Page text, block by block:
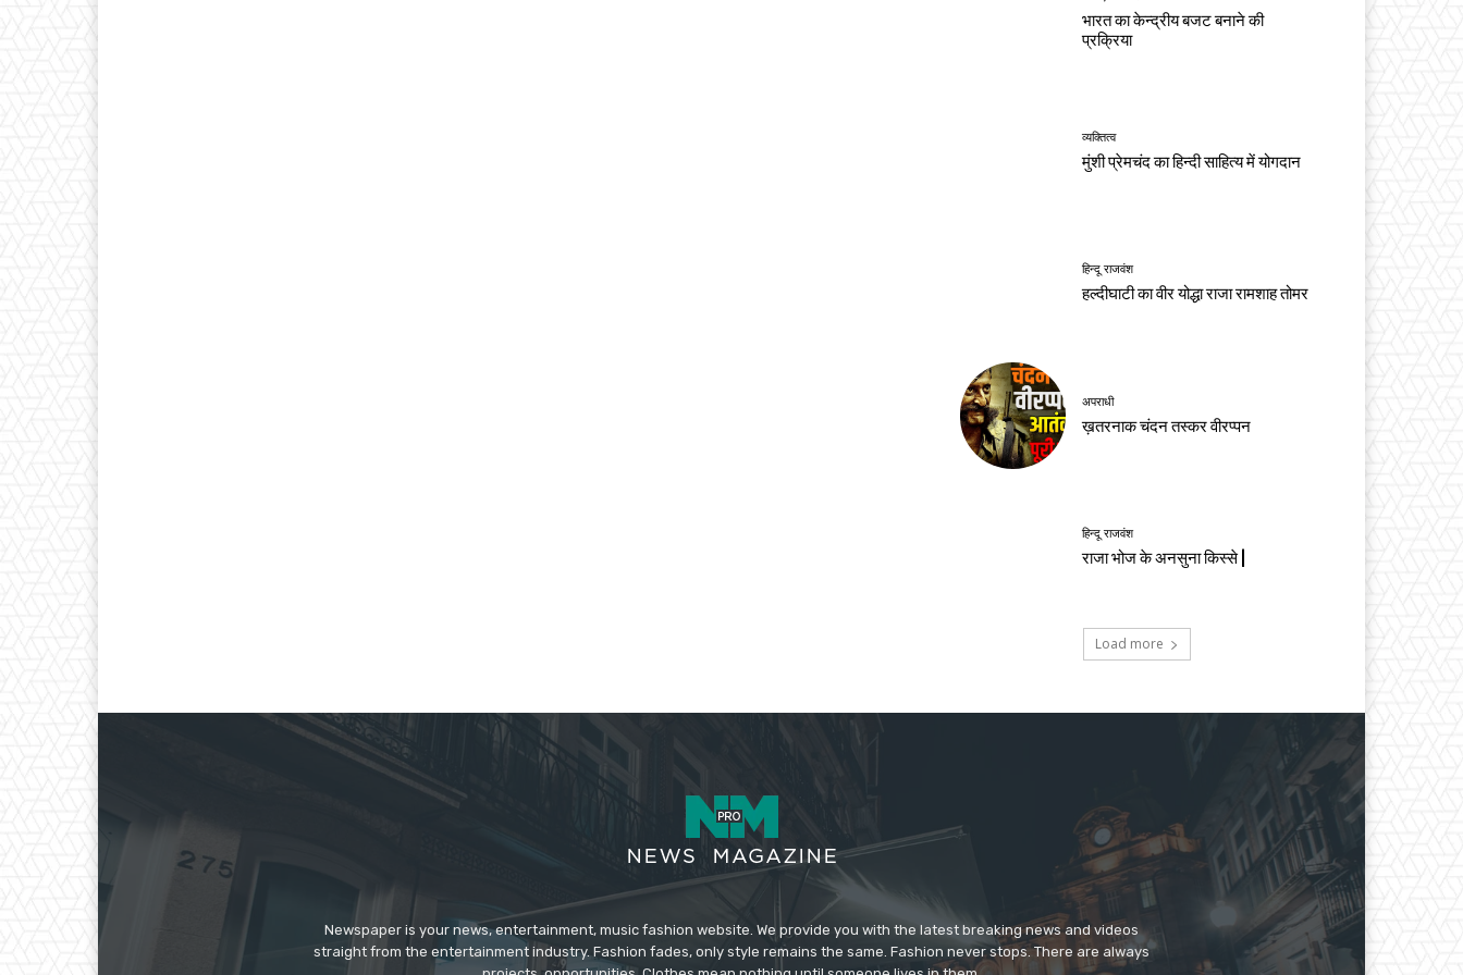
भारत का केन्द्रीय बजट बनाने की
प्रक्रिया
व्यक्तित्व
मुंशी प्रेमचंद का हिन्दी साहित्य में योगदान
हिन्दू राजवंश
हल्दीघाटी का वीर योद्धा राजा रामशाह तोमर
अपराधी
ख़तरनाक चंदन तस्कर वीरप्पन
हिन्दू राजवंश
राजा भोज के अनसुना किस्से |
Load more
Newspaper is your news, entertainment, music fashion website. We provide you with the latest breaking news and videos
straight from the entertainment industry. Fashion fades, only style remains the same. Fashion never stops. There are always